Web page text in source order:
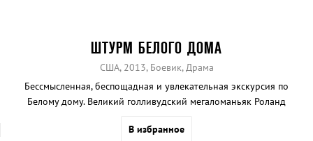
ШТУРМ БЕЛОГО ДОМА
США, 2013, Боевик, Драма
Бессмысленная, беспощадная и увлекательная экскурсия по
Белому дому. Великий голливудский мегаломаньяк Роланд
В избранное